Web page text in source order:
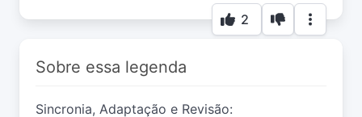
2
Sobre essa legenda
Sincronia, Adaptação e Revisão: